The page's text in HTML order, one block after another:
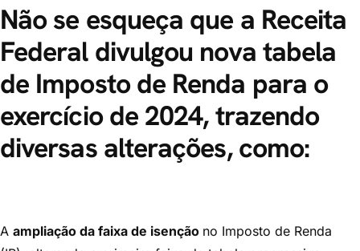
Não se esqueça que a Receita
Federal divulgou nova tabela
de Imposto de Renda para o
exercício de 2024, trazendo
diversas alterações, como:
A ampliação da faixa de isenção no Imposto de Renda